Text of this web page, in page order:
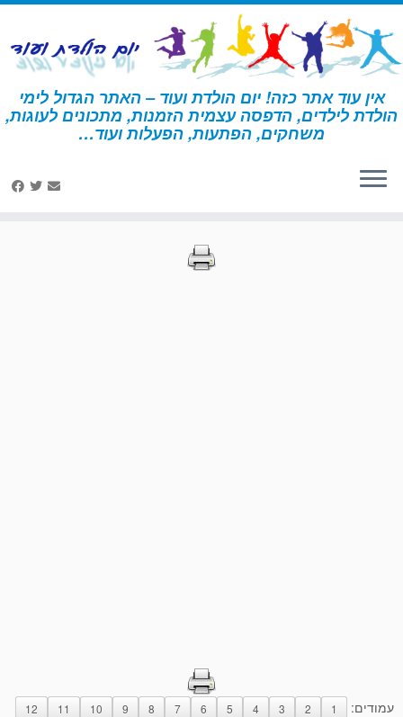
דלג
לתוכן
אין עוד אתר כזה! יום הולדת ועוד – האתר הגדול לימי
הולדת לילדים, הדפסה עצמית הזמנות, מתכונים לעוגות,
משחקים, הפתעות, הפעלות ועוד… דף הבית » הדפסות – אפייה ובישול » עמוד 22
הדפסות – אפייה ובישול
עמודים: 1
2
3
4
5
6
7
8
9
10
11
12